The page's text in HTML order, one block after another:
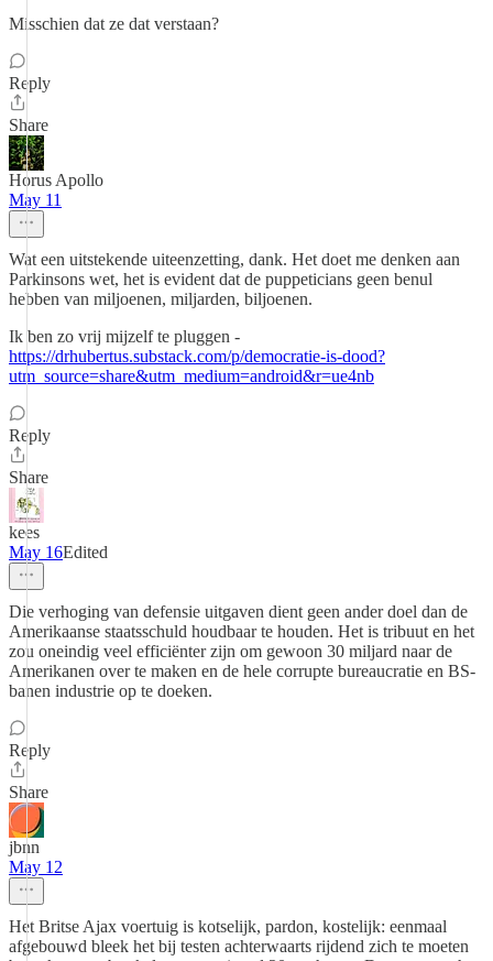
Misschien dat ze dat verstaan?
Reply
Share
Horus Apollo
May 11
Wat een uitstekende uiteenzetting, dank. Het doet me denken aan
Parkinsons wet, het is evident dat de puppeticians geen benul
hebben van miljoenen, miljarden, biljoenen.
Ik ben zo vrij mijzelf te pluggen -
https://drhubertus.substack.com/p/democratie-is-dood?
utm_source=share&utm_medium=android&r=ue4nb
Reply
Share
kees
May 16Edited
Die verhoging van defensie uitgaven dient geen ander doel dan de
Amerikaanse staatsschuld houdbaar te houden. Het is tribuut en het
zou oneindig veel efficiënter zijn om gewoon 30 miljard naar de
Amerikanen over te maken en de hele corrupte bureaucratie en BS-
banen industrie op te doeken.
Reply
Share
jbnn
May 12
Het Britse Ajax voertuig is kotselijk, pardon, kostelijk: eenmaal
afgebouwd bleek het bij testen achterwaarts rijdend zich te moeten